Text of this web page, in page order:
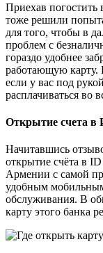
Приехав
тоже решили
для того, чтобы в
проблем с
гораздо удобнее
работающую карту.
если у вас под
расплачиваться во
Открытие счета
Начитавшись
открытие счёта в
Армении с самой
удобным
обслуживания. В
карту этого банка